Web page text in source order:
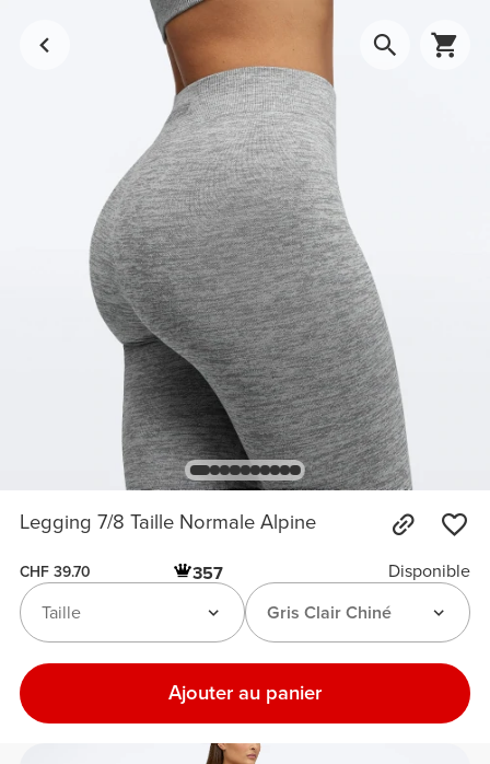
Legging 7/8 Taille Normale Alpine
CHF 39.70 357
Disponible
Gris Clair Chiné
Taille
Ajouter au panier